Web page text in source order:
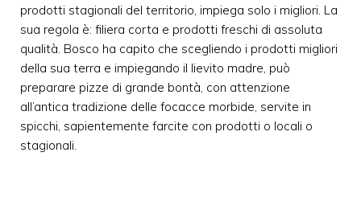
prodotti stagionali del territorio, impiega solo i migliori. La
sua regola è: filiera corta e prodotti freschi di assoluta
qualità. Bosco ha capito che scegliendo i prodotti migliori
della sua terra e impiegando il lievito madre, può
preparare pizze di grande bontà, con attenzione
all’antica tradizione delle focacce morbide, servite in
spicchi, sapientemente farcite con prodotti o locali o
stagionali.